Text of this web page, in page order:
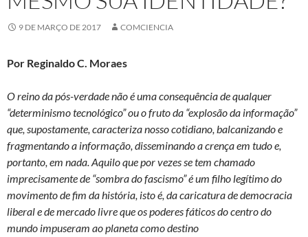
9 DE MARÇO DE 2017 COMCIENCIA
Por Reginaldo C. Moraes
O reino da pós-verdade não é uma consequência de qualquer
“determinismo tecnológico” ou o fruto da “explosão da informação”
que, supostamente, caracteriza nosso cotidiano, balcanizando e
fragmentando a informação, disseminando a crença em tudo e,
portanto, em nada. Aquilo que por vezes se tem chamado
imprecisamente de “sombra do fascismo” é um filho legítimo do
movimento de fim da história, isto é, da caricatura de democracia
liberal e de mercado livre que os poderes fáticos do centro do
mundo impuseram ao planeta como destino